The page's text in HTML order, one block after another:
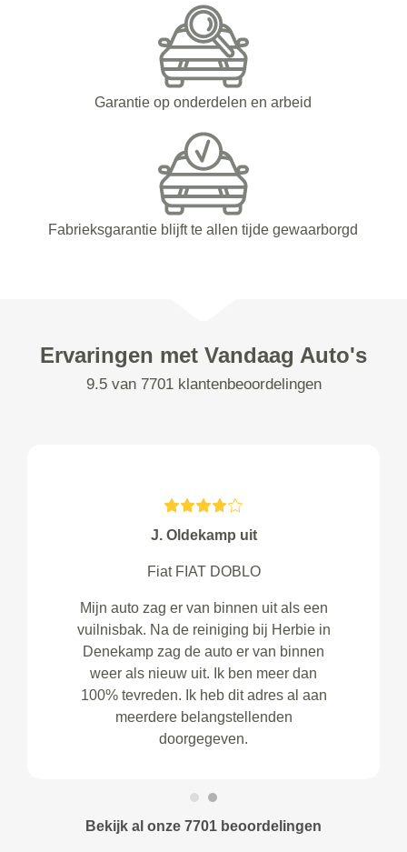
Garantie op onderdelen en arbeid
Fabrieksgarantie blijft te allen tijde gewaarborgd
Ervaringen met Vandaag Auto's
9.5 van 7701 klantenbeoordelingen
J. Oldekamp uit
Fiat FIAT DOBLO
Mijn auto zag er van binnen uit als een
vuilnisbak. Na de reiniging bij Herbie in
Denekamp zag de auto er van binnen
weer als nieuw uit. Ik ben meer dan
100% tevreden. Ik heb dit adres al aan
meerdere belangstellenden
doorgegeven.
Bekijk al onze 7701 beoordelingen